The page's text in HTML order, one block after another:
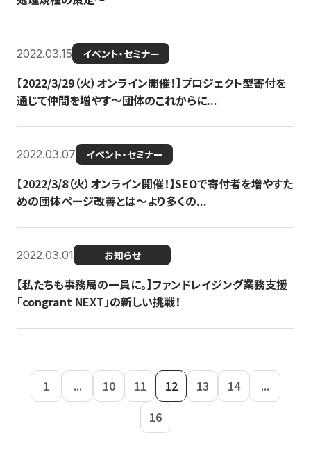
2022.03.15 イベント・セミナー
【2022/3/29（火）オンライン開催！】プロジェクト型寄付を
通じて仲間を増やす～団体のこれからに...
2022.03.07 イベント・セミナー
【2022/3/8（火）オンライン開催！】SEOで寄付者を増やすた
めの団体ページ改善とは～より多くの...
2022.03.01 お知らせ
【私たちも事務局の一員に。】ファンドレイジング業務支援
「congrant NEXT」の新しい挑戦！
1 ... 10 11 12 13 14
...
16